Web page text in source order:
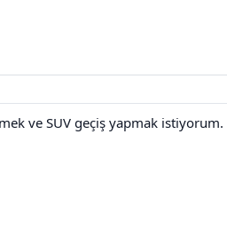
ve SUV geçiş yapmak